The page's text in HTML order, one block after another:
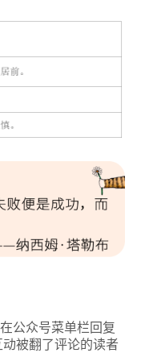
公众号菜单栏回复
被翻了评论的读者